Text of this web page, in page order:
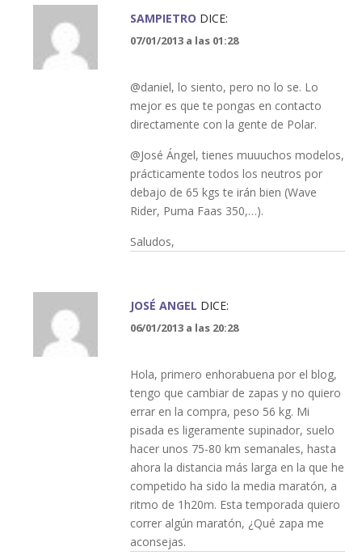
SAMPIETRO DICE:
07/01/2013 a las 01:28
@daniel, lo siento, pero no lo se. Lo
mejor es que te pongas en contacto
directamente con la gente de Polar.
@José Ángel, tienes muuuchos modelos,
prácticamente todos los neutros por
debajo de 65 kgs te irán bien (Wave
Rider, Puma Faas 350,…).
Saludos,
JOSÉ ANGEL DICE:
06/01/2013 a las 20:28
Hola, primero enhorabuena por el blog,
tengo que cambiar de zapas y no quiero
errar en la compra, peso 56 kg. Mi
pisada es ligeramente supinador, suelo
hacer unos 75-80 km semanales, hasta
ahora la distancia más larga en la que he
competido ha sido la media maratón, a
ritmo de 1h20m. Esta temporada quiero
correr algún maratón, ¿Qué zapa me
aconsejas.